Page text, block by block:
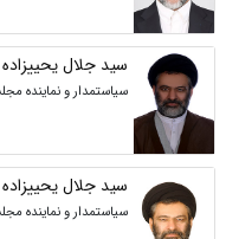
سید جلال یحییزاده
سیاستمدار و نماینده
سید جلال یحییزاده
سیاستمدار و نماینده